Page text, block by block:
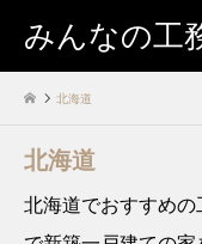
みんなの工
北海道
北海道
北海道でおすすめ